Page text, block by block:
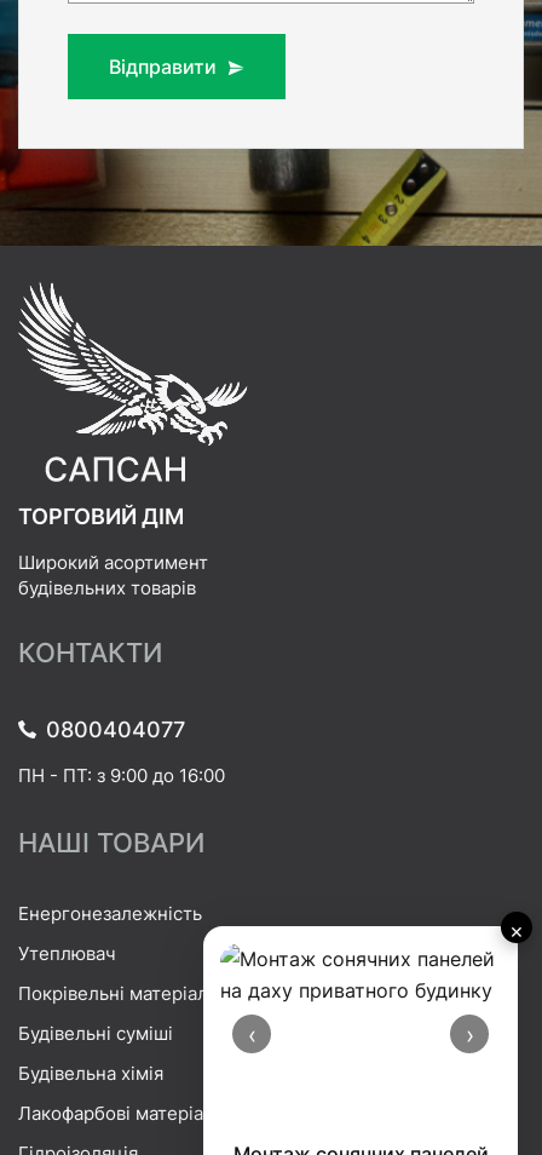
×
‹ ›
Відправити
ТОРГОВИЙ ДІМ
Широкий асортимент
будівельних товарів
КОНТАКТИ
0800404077
ПН - ПТ: з 9:00 до 16:00
НАШІ ТОВАРИ
Енергонезалежність
Утеплювач
Покрівельні матеріали
Будівельні суміші
Будівельна хімія
Лакофарбові матеріали